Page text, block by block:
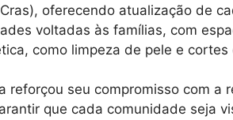
oferecendo atualização de
voltadas às famílias, com
como limpeza de pele e cortes
reforçou seu compromisso com a
que cada comunidade seja